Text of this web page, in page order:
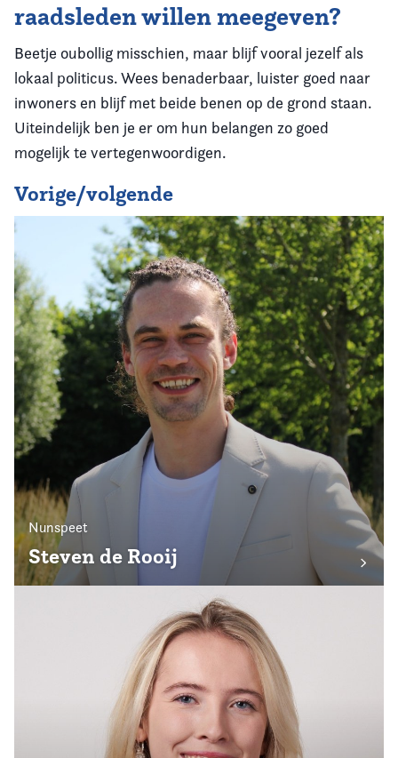
raadsleden willen meegeven?
Beetje oubollig misschien, maar blijf vooral jezelf als
lokaal politicus. Wees benaderbaar, luister goed naar
inwoners en blijf met beide benen op de grond staan.
Uiteindelijk ben je er om hun belangen zo goed
mogelijk te vertegenwoordigen.
Vorige/volgende
Nunspeet
Steven de Rooij